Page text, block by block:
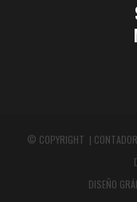
© COPYRIGHT |
DISEÑO